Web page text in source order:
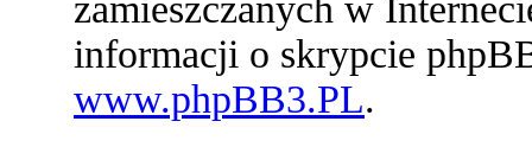
zamieszczanych w
informacji o skrypcie
www.phpBB3.PL.